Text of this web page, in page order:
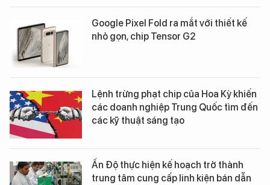
Google Pixel Fold ra mắt với thiết kế
nhỏ gọn, chip Tensor G2
Lệnh trừng phạt chip của Hoa Kỳ khiến
các doanh nghiệp Trung Quốc tìm đến
các kỹ thuật sáng tạo
Ấn Độ thực hiện kế hoạch trở thành
trung tâm cung cấp linh kiện bán dẫn